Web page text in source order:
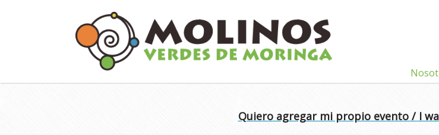
Quiero agregar mi propio evento / I